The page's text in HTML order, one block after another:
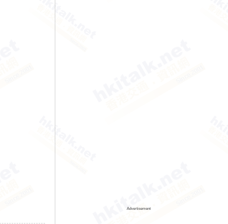
Advertisement